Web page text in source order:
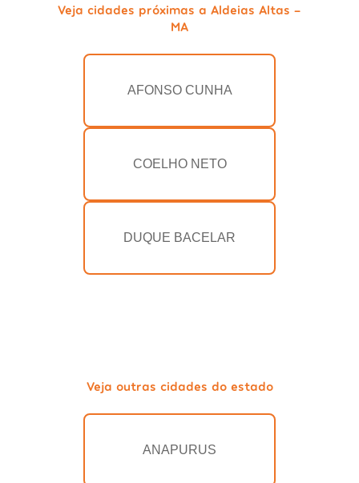
Veja cidades próximas a Aldeias Altas -
MA
AFONSO CUNHA
COELHO NETO
DUQUE BACELAR
Veja outras cidades do estado
ANAPURUS